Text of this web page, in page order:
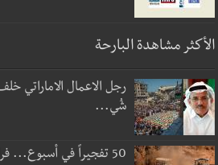
الأكثر مشاهدة البارحة
شُي...
50 تفجيراً في